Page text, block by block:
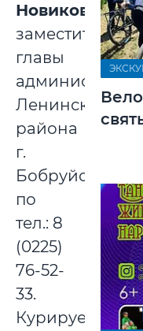
Новикова
,
заместитель
главы
Ленинского
района
г.
Бобруйска,
по
тел.: 8
(0225)
76-52-
33.
Курируемые